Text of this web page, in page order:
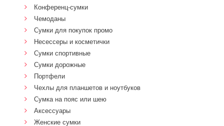
Конференц-сумки
Чемоданы
Сумки для покупок промо
Несессеры и косметички
Сумки спортивные
Сумки дорожные
Портфели
Чехлы для планшетов и ноутбуков
Сумка на пояс или шею
Аксессуары
Женские сумки